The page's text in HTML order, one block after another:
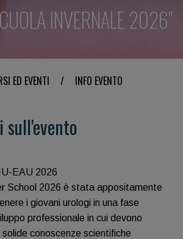
INVERNALE 2026"
ED EVENTI / INFO EVENTO
EAU 2026
School 2026 è stata appositamente
i giovani urologi in una fase
professionale in cui devono
conoscenze scientifiche